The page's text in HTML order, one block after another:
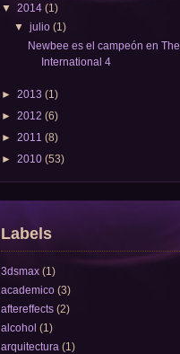
▼ 2014 (1)
▼julio (1)
Newbee es el campeón en The
International 4
► 2013 (1)
► 2012 (6)
► 2011 (8)
► 2010 (53)
Labels
3dsmax (1)
academico (3)
aftereffects (2)
alcohol (1)
arquitectura (1)